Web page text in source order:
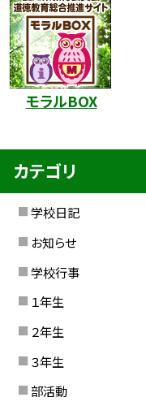
モラルBOX
カテゴリ
学校日記
お知らせ
学校行事
１年生
２年生
３年生
部活動